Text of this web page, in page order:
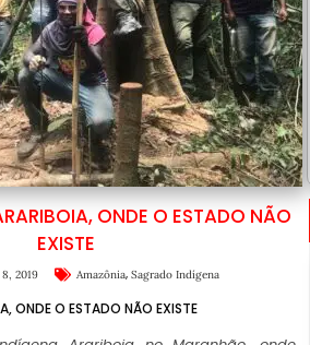
ONDE O ESTADO NÃO
EXISTE
2019 Amazônia, Sagrado Indígena
ONDE O ESTADO NÃO EXISTE